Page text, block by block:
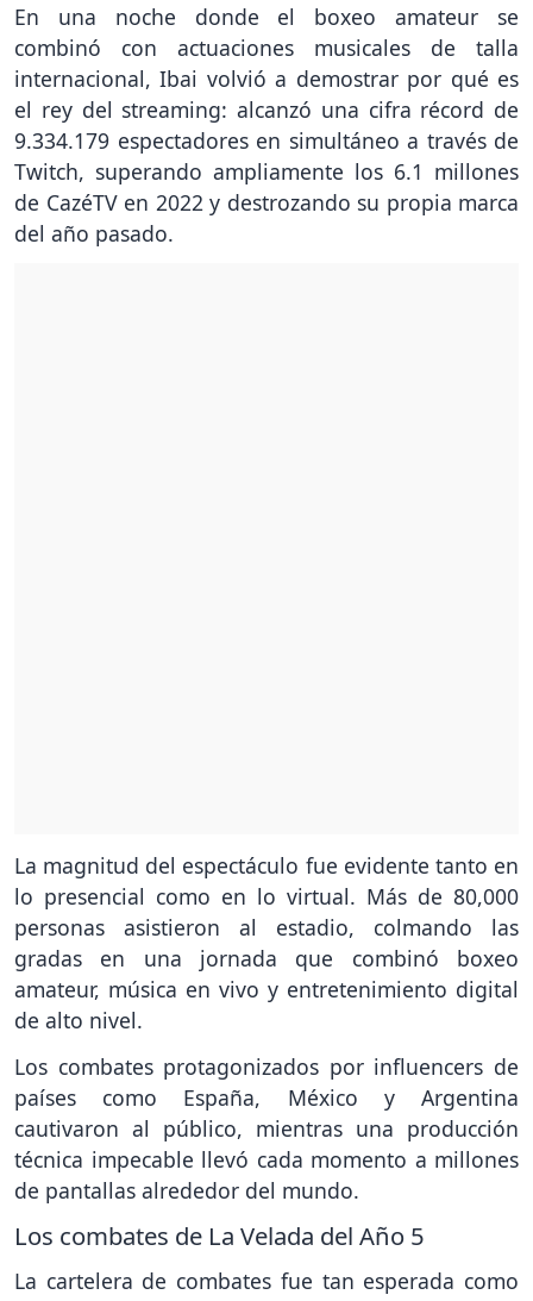
En una noche donde el boxeo amateur se
combinó con actuaciones musicales de talla
internacional, Ibai volvió a demostrar por qué es
el rey del streaming: alcanzó una cifra récord de
9.334.179 espectadores en simultáneo a través de
Twitch, superando ampliamente los 6.1 millones
de CazéTV en 2022 y destrozando su propia marca
del año pasado.
La magnitud del espectáculo fue evidente tanto en
lo presencial como en lo virtual. Más de 80,000
personas asistieron al estadio, colmando las
gradas en una jornada que combinó boxeo
amateur, música en vivo y entretenimiento digital
de alto nivel.
Los combates protagonizados por influencers de
países como España, México y Argentina
cautivaron al público, mientras una producción
técnica impecable llevó cada momento a millones
de pantallas alrededor del mundo.
Los combates de La Velada del Año 5
La cartelera de combates fue tan esperada como